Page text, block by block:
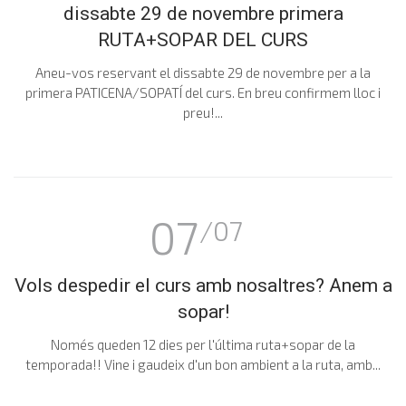
dissabte 29 de novembre primera
RUTA+SOPAR DEL CURS
Aneu-vos reservant el dissabte 29 de novembre per a la
primera PATICENA/SOPATÍ del curs. En breu confirmem lloc i
preu!...
07/07
Vols despedir el curs amb nosaltres? Anem a
sopar!
Només queden 12 dies per l'última ruta+sopar de la
temporada!! Vine i gaudeix d'un bon ambient a la ruta, amb...